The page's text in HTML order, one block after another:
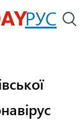
РУС